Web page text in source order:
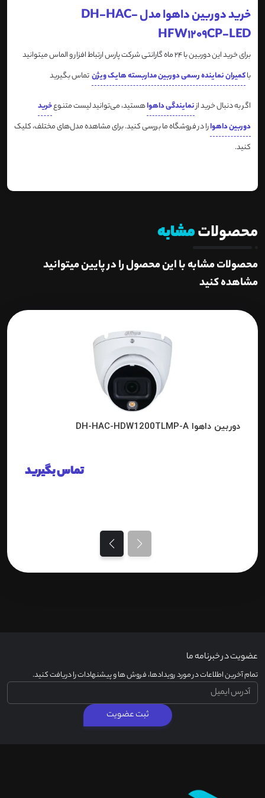
خرید دوربین داهوا مدل DH-HAC-
HFW1209CP-LED
برای خرید این دوربین با 24 ماه گارانتی شرکت پارس ارتباط افزار و الماس میتوانید
باکمیران نماینده رسمی دوربین مداربسته هایک ویژنتماس بگیرید
اگر به دنبال خرید ازنمایندگی داهواهستید، می‌توانید لیست متنوعخرید
دوربین داهوارا در فروشگاه ما بررسی کنید. برای مشاهده مدل‌های مختلف، کلیک
کنید.
محصولاتمشابه
محصولات مشابه با این محصول را در پایین میتوانید
مشاهده کنید
دوربین داهوا DH-HAC-HDW1200TLMP-A
تماس بگیرید
عضویت در خبرنامه ما
تمام آخرین اطلاعات در مورد رویدادها، فروش ها و پیشنهادات را دریافت کنید.
ثبت عضویت